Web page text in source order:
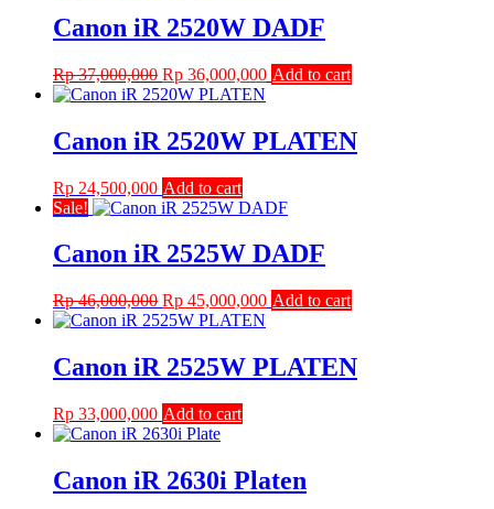
Rp 25,000,000.Rp 22,500,000.
Canon iR 2520W DADF
Rp37,000,000 Original
price
Rp 37,000,000.
Rp 36,000,000Current
Rp 36,000,000.
Add to cart
Canon iR 2520W PLATEN
Rp 24,500,000 Add to cart
Sale!
Canon iR 2525W DADF
Rp46,000,000 Original
price
Rp 46,000,000.
Rp 45,000,000Current
Rp 45,000,000.
Add to cart
Canon iR 2525W PLATEN
Rp 33,000,000 Add to cart
Canon iR 2630i Platen